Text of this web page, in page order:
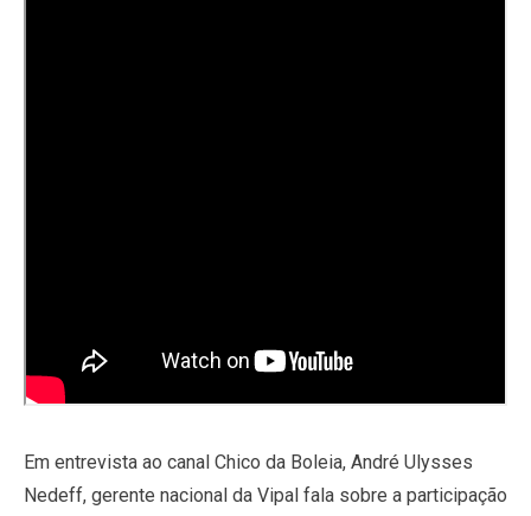
Em entrevista ao canal Chico da Boleia, André Ulysses
Nedeff, gerente nacional da Vipal fala sobre a participação